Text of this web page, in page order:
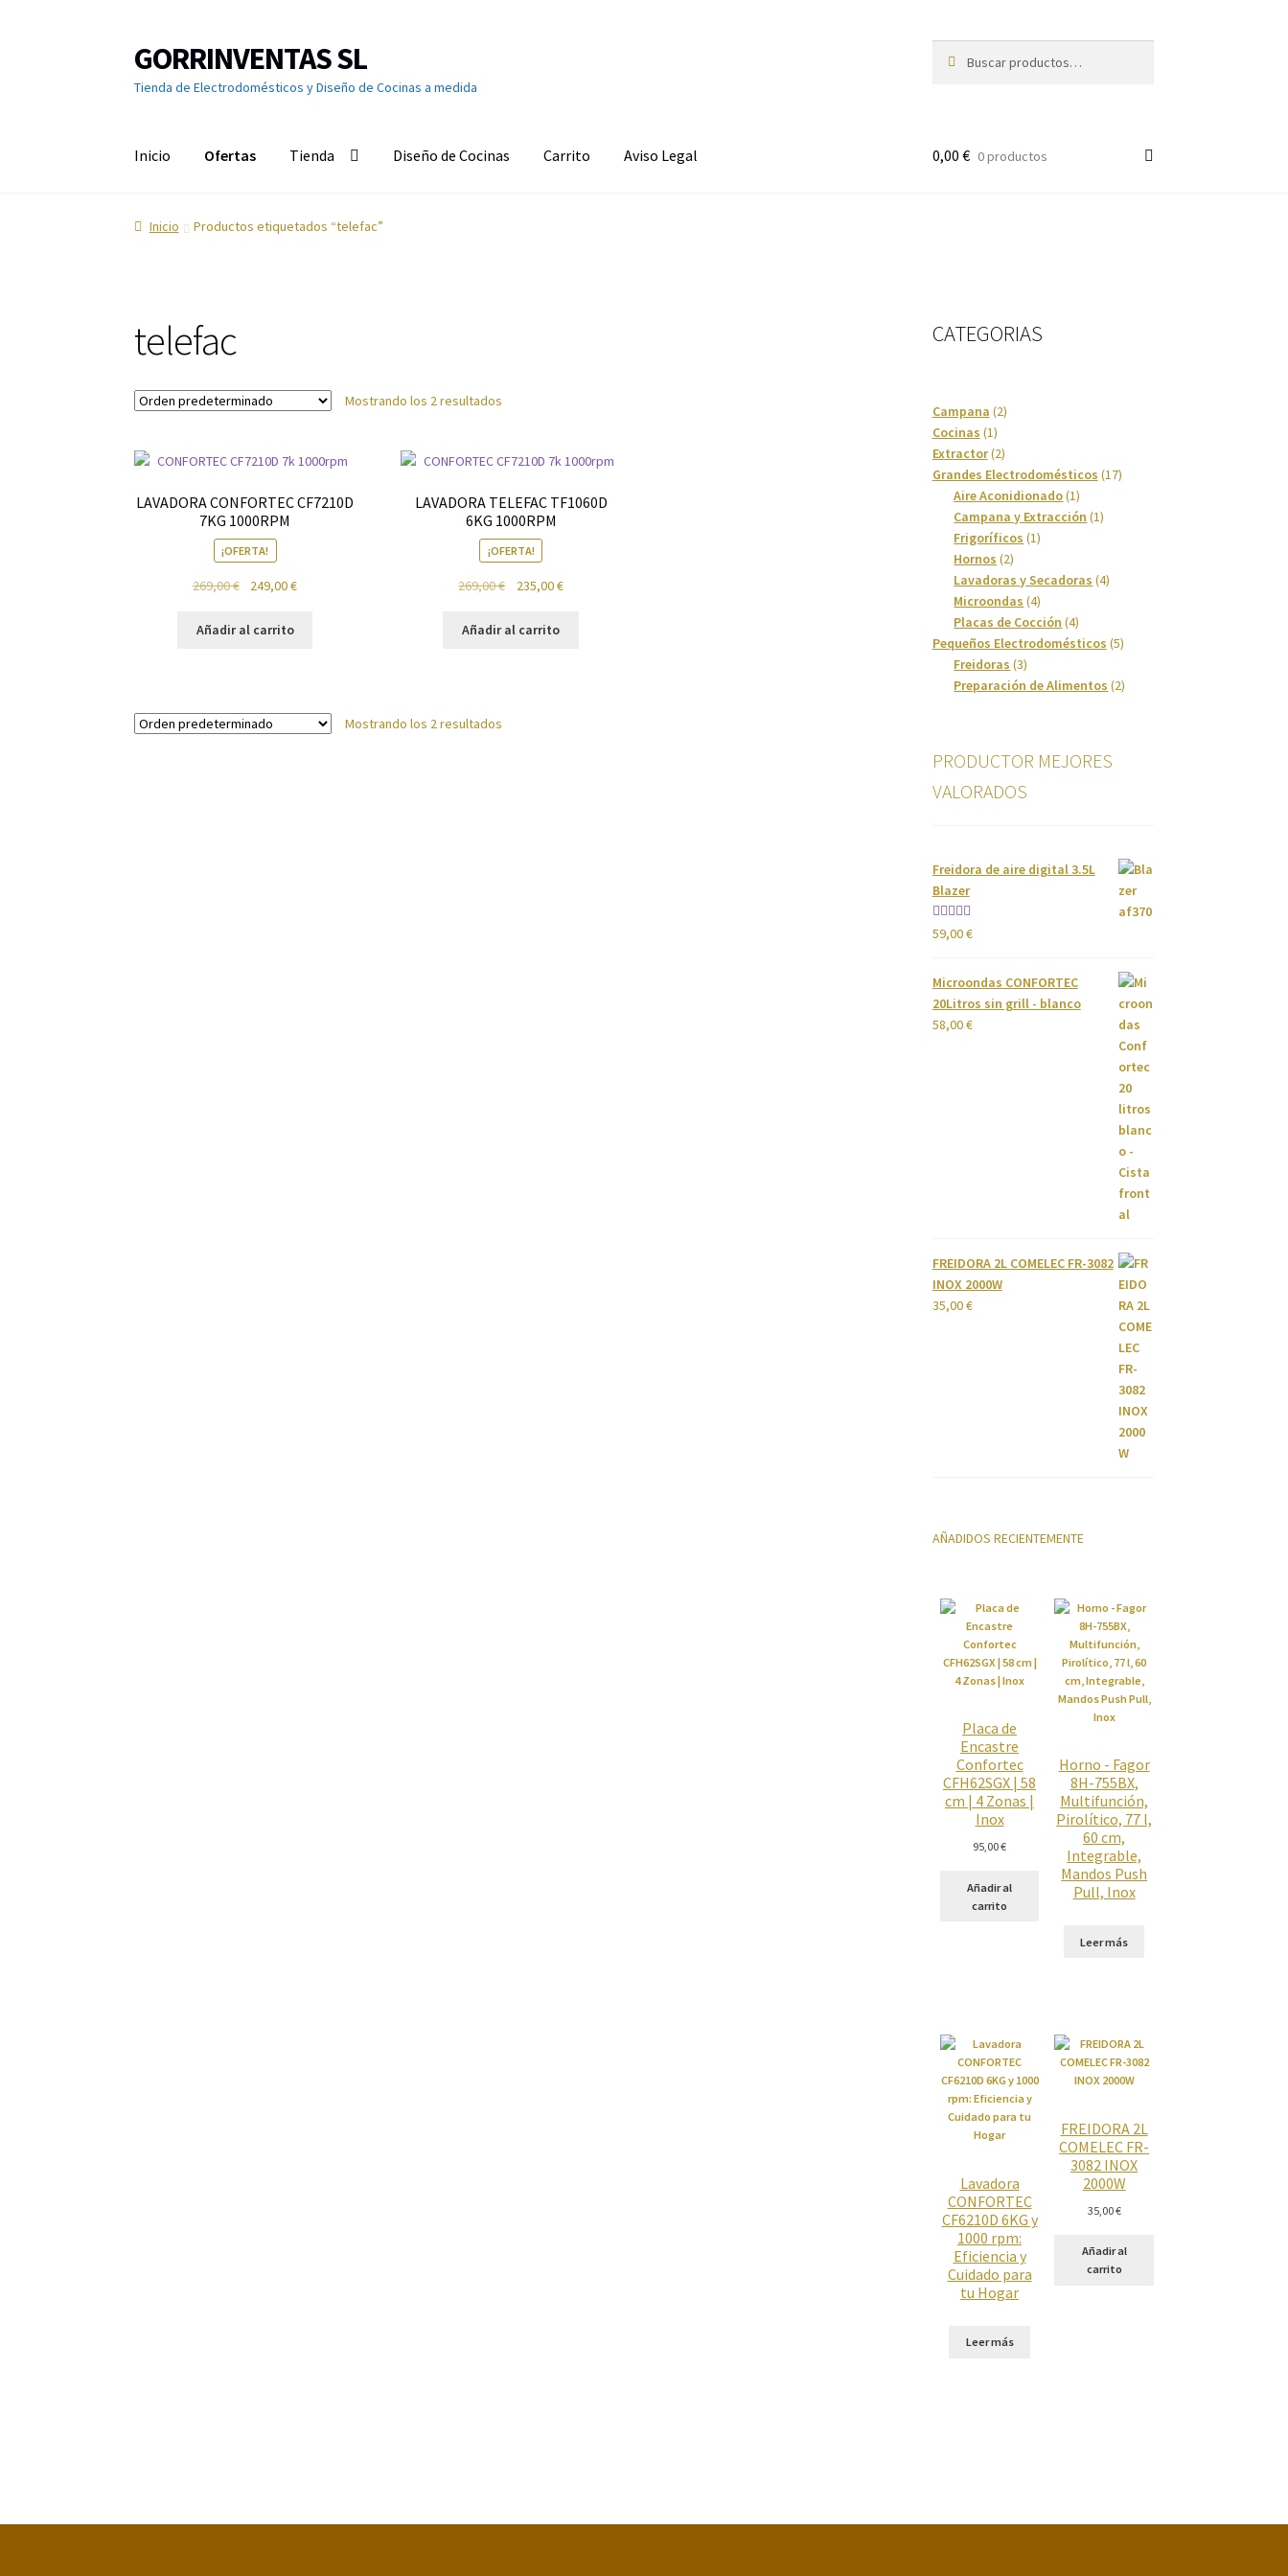
Ir
a
la
Ir
al
contenido
GORRINVENTAS SL
Tienda de Electrodomésticos y Diseño de Cocinas a medida
por:
Inicio Ofertas Tienda Diseño de Cocinas Carrito Aviso Legal
Inicio Ofertas Accesorios de TV Aire acondicionado
Política de privacidadPreparación de alimentosReproductores Salud Secadoras
0,00 € 0 productos
Inicio Productos etiquetados “telefac”
telefac
Mostrando los 2 resultados
LAVADORA CONFORTEC CF7210D
7KG 1000RPM
¡OFERTA!
269,00€
original
249,00€El
Añadir al carrito
LAVADORA TELEFAC TF1060D
6KG 1000RPM
¡OFERTA!
269,00€
original
235,00€El
Añadir al carrito
Mostrando los 2 resultados
CATEGORIAS
Campana 22
Cocinas 11
producto
Extractor 22
productos
Grandes Electrodomésticos 1717
Aire Aconidionado 11
producto
Campana y Extracción 11
Frigoríficos 11
Hornos 22
productos
Lavadoras y Secadoras 44
Microondas 44
productos
Placas de Cocción 44
productos
Pequeños Electrodomésticos 55
Freidoras 33
productos
Preparación de Alimentos 22
PRODUCTOR MEJORES
VALORADOS
Freidora de aire digital 3.5L
Blazer
Valorado
59,00€
Microondas CONFORTEC
20Litros sin grill - blanco
58,00€
FREIDORA 2L COMELEC FR-3082
INOX 2000W
35,00€
AÑADIDOS RECIENTEMENTE
Placa de
Encastre
Confortec
CFH62SGX | 58
cm | 4 Zonas |
Inox
95,00€
Añadir al
carrito
Horno - Fagor
8H-755BX,
Multifunción,
Pirolítico, 77 l,
60 cm,
Integrable,
Mandos Push
Pull, Inox
Leer más
Lavadora
CONFORTEC
CF6210D 6KG y
1000 rpm:
Eficiencia y
Cuidado para
tu Hogar
Leer más
FREIDORA 2L
COMELEC FR-
3082 INOX
2000W
35,00€
Añadir al
carrito